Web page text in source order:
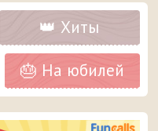
👑 Хиты
🎂 На юбилей